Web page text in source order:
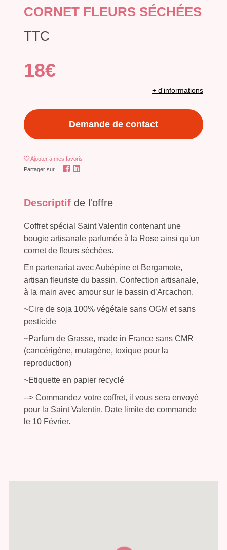
CORNET FLEURS SÉCHÉES
TTC
18€
+ d'informations
Demande de contact
Ajouter à mes favoris
Partager sur
Descriptif de l'offre
Coffret spécial Saint Valentin contenant une
bougie artisanale parfumée à la Rose ainsi qu'un
cornet de fleurs séchées.
En partenariat avec Aubépine et Bergamote,
artisan fleuriste du bassin. Confection artisanale,
à la main avec amour sur le bassin d’Arcachon.
~Cire de soja 100% végétale sans OGM et sans
pesticide
~Parfum de Grasse, made in France sans CMR
(cancérigène, mutagène, toxique pour la
reproduction)
~Etiquette en papier recyclé
--> Commandez votre coffret, il vous sera envoyé
pour la Saint Valentin. Date limite de commande
le 10 Février.